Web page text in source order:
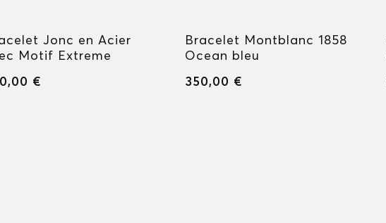
Jonc en Acier
Motif Extreme
€
Bracelet Montblanc 1858
Ocean bleu
350,00 €